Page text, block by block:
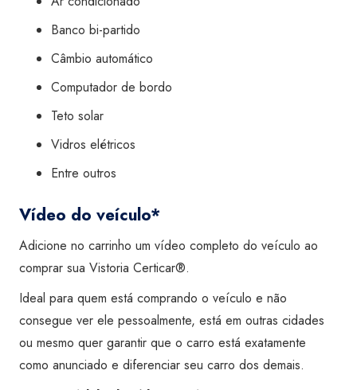
Banco bi-partido
Câmbio automático
Computador de bordo
Teto solar
Vidros elétricos
Entre outros
Vídeo do veículo*
Adicione no carrinho um vídeo completo do veículo ao
comprar sua Vistoria Certicar®.
Ideal para quem está comprando o veículo e não
consegue ver ele pessoalmente, está em outras cidades
ou mesmo quer garantir que o carro está exatamente
como anunciado e diferenciar seu carro dos demais.